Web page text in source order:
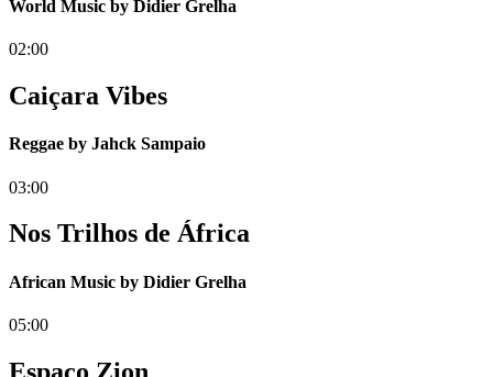
World Music by Didier Grelha
02:00
Caiçara Vibes
Reggae by Jahck Sampaio
03:00
Nos Trilhos de África
African Music by Didier Grelha
05:00